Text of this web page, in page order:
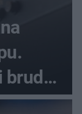
brud